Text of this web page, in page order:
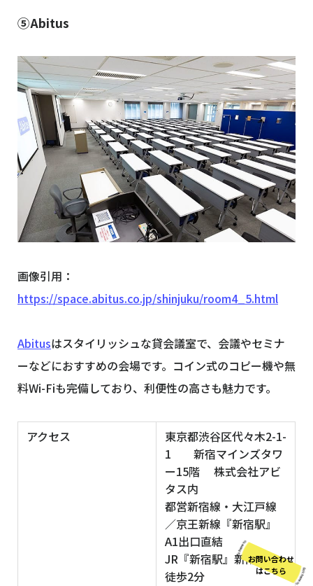
⑤Abitus
画像引用：
https://space.abitus.co.jp/shinjuku/room4_5.html
Abitusはスタイリッシュな貸会議室で、会議やセミナ
ーなどにおすすめの会場です。コイン式のコピー機や無
料Wi-Fiも完備しており、利便性の高さも魅力です。
アクセス
東京都渋谷区代々木2-1-
1 新宿マインズタワ
ー15階 株式会社アビ
タス内
都営新宿線・大江戸線
／京王新線『新宿駅』
A1出口直結
JR『新宿駅』新南改札
徒歩2分
お問い合わせ
はこちら